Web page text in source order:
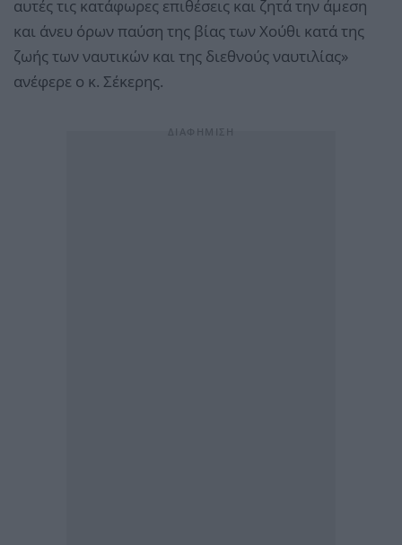
αυτές τις κατάφωρες επιθέσεις και ζητά την άμεση
και άνευ όρων παύση της βίας των Χούθι κατά της
ζωής των ναυτικών και της διεθνούς ναυτιλίας»
ανέφερε ο κ. Σέκερης.